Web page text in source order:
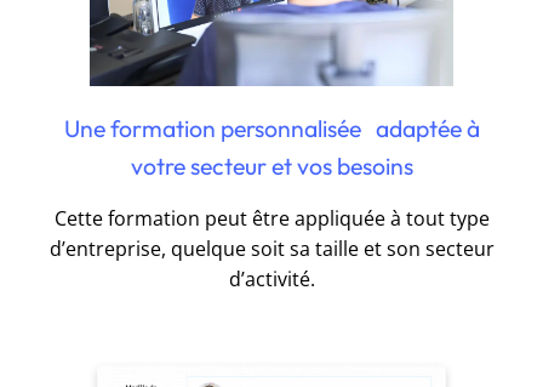
Une formation personnalisée adaptée à
votre secteur et vos besoins
Cette formation peut être appliquée à tout type
d’entreprise, quelque soit sa taille et son secteur
d’activité.